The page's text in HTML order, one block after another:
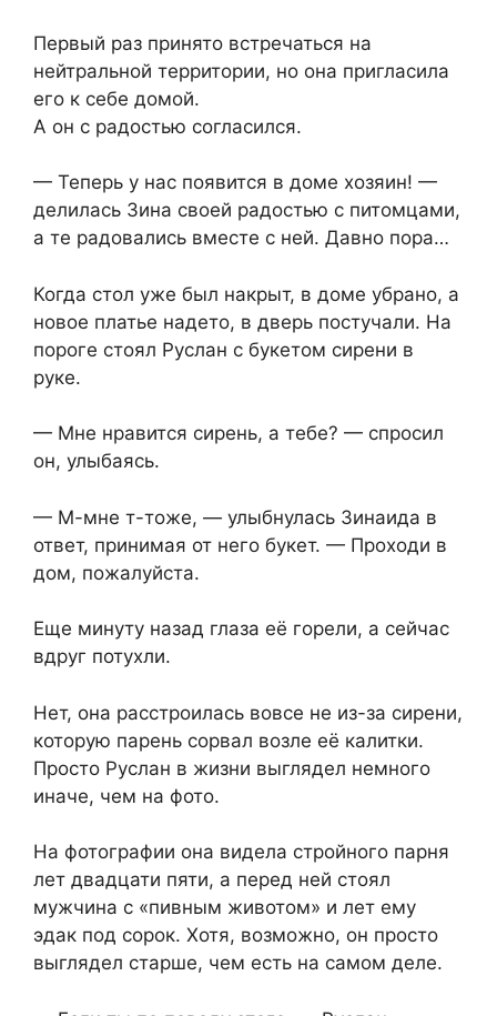
Первый раз принято встречаться на
нейтральной территории, но она пригласила
его к себе домой.
А он с радостью согласился.
— Теперь у нас появится в доме хозяин! —
делилась Зина своей радостью с питомцами,
а те радовались вместе с ней. Давно пора…
Когда стол уже был накрыт, в доме убрано, а
новое платье надето, в дверь постучали. На
пороге стоял Руслан с букетом сирени в
руке.
— Мне нравится сирень, а тебе? — спросил
он, улыбаясь.
— М-мне т-тоже, — улыбнулась Зинаида в
ответ, принимая от него букет. — Проходи в
дом, пожалуйста.
Еще минуту назад глаза её горели, а сейчас
вдруг потухли.
Нет, она расстроилась вовсе не из-за сирени,
которую парень сорвал возле её калитки.
Просто Руслан в жизни выглядел немного
иначе, чем на фото.
На фотографии она видела стройного парня
лет двадцати пяти, а перед ней стоял
мужчина с «пивным животом» и лет ему
эдак под сорок. Хотя, возможно, он просто
выглядел старше, чем есть на самом деле.